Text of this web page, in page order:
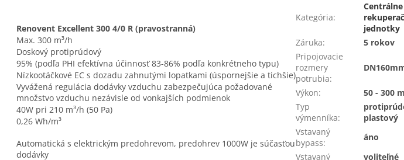
Renovent Excellent 300 4/0 R (pravostranná)
Max. 300 m³/h
Doskový protiprúdový
95% (podľa PHI efektívna účinnosť 83-86% podľa konkrétneho typu)
Nízkootáčkové EC s dozadu zahnutými lopatkami (úspornejšie a tichšie)
Vyvážená regulácia dodávky vzduchu zabezpečujúca požadované
množstvo vzduchu nezávisle od vonkajších podmienok
40W pri 210 m³/h (50 Pa)
0,26 Wh/m³
Automatická s elektrickým predohrevom, predohrev 1000W je súčasťou
dodávky
Kategória:
jednotky
Záruka:
5 rokov
Pripojovacie
rozmery
potrubia:
Výkon:
50 - 300
Typ
výmenníka:
plastový
Vstavaný
bypass:
áno
Vstavaný
voliteľné